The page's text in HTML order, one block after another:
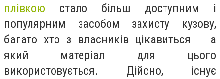
плівкою стало більш доступним і
популярним засобом захисту кузову,
багато хто з власників цікавиться – а
який матеріал для цього
використовується. Дійсно, існує